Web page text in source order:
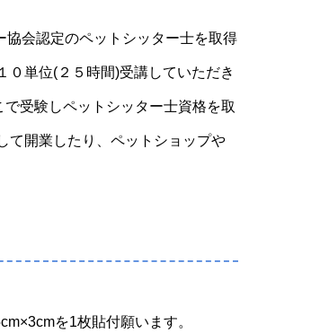
会認定のペットシッター士を取得
単位(２５時間)受講していただき
受験しペットシッター士資格を取
て開業したり、ペットショップや
を1枚貼付願います。